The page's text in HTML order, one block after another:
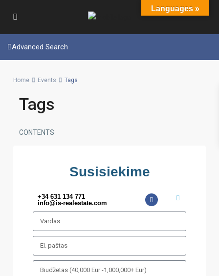
Advanced Search
Home Events Tags
Tags
CONTENTS
Susisiekime
+34 631 134 771
info@is-realestate.com
Languages »